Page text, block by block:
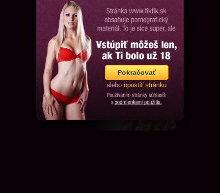
Chcem ďalšie videá, prosím
Pokračovať
alebo opustiť stránku